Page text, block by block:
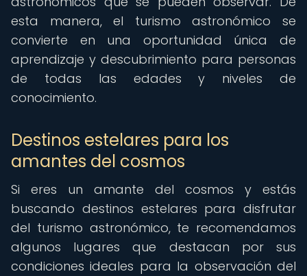
esta manera, el turismo astronómico se
convierte en una oportunidad única de
aprendizaje y descubrimiento para personas
de todas las edades y niveles de
conocimiento.
Destinos estelares para los
amantes del cosmos
Si eres un amante del cosmos y estás
buscando destinos estelares para disfrutar
del turismo astronómico, te recomendamos
algunos lugares que destacan por sus
condiciones ideales para la observación del